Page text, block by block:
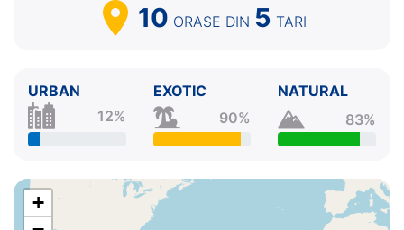
10 ORASE DIN 5 TARI
URBAN
12%
EXOTIC
90%
NATURAL
83%
+